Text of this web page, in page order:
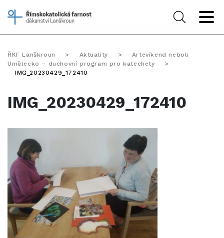
ŘKF Lanškroun > Aktuality >
Artevíkend neboli
Umělecko – duchovní program pro katechety
>
IMG_20230429_172410
IMG_20230429_172410